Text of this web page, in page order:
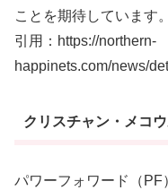
ことを期待しています。
引用：https://northern-
happinets.com/news/
クリスチャン・メコ
パワーフォワード（PF